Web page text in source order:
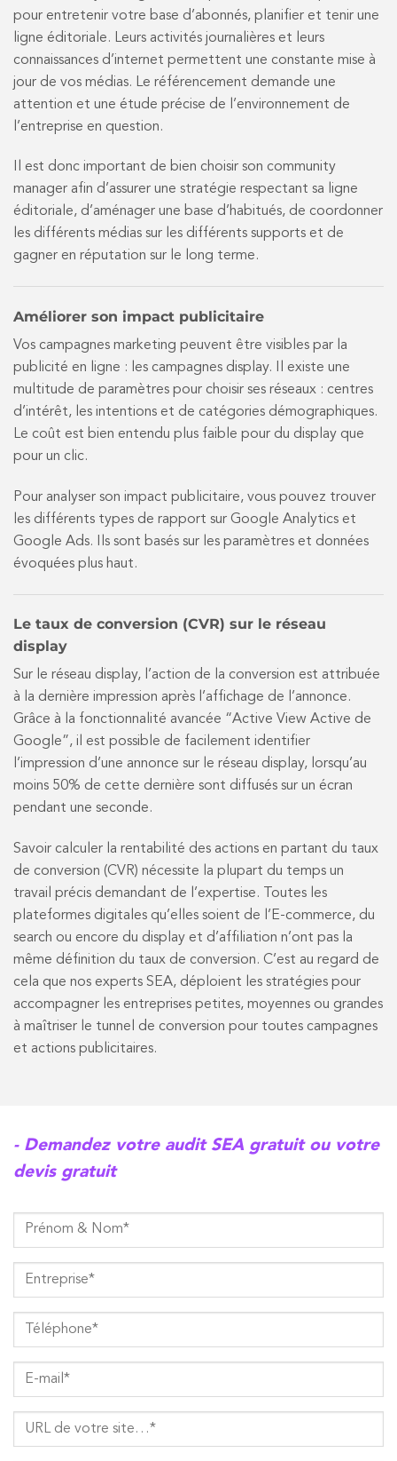
pour entretenir votre base d’abonnés, planifier et tenir une
ligne éditoriale. Leurs activités journalières et leurs
connaissances d’internet permettent une constante mise à
jour de vos médias. Le référencement demande une
attention et une étude précise de l’environnement de
l’entreprise en question.
Il est donc important de bien choisir son community
manager afin d’assurer une stratégie respectant sa ligne
éditoriale, d’aménager une base d’habitués, de coordonner
les différents médias sur les différents supports et de
gagner en réputation sur le long terme.
Améliorer son impact publicitaire
Vos campagnes marketing peuvent être visibles par la
publicité en ligne : les campagnes display. Il existe une
multitude de paramètres pour choisir ses réseaux : centres
d’intérêt, les intentions et de catégories démographiques.
Le coût est bien entendu plus faible pour du display que
pour un clic.
Pour analyser son impact publicitaire, vous pouvez trouver
les différents types de rapport sur Google Analytics et
Google Ads. Ils sont basés sur les paramètres et données
évoquées plus haut.
Le taux de conversion (CVR) sur le réseau
display
Sur le réseau display, l’action de la conversion est attribuée
à la dernière impression après l’affichage de l’annonce.
Grâce à la fonctionnalité avancée “Active View Active de
Google”, il est possible de facilement identifier
l’impression d’une annonce sur le réseau display, lorsqu’au
moins 50% de cette dernière sont diffusés sur un écran
pendant une seconde.
Savoir calculer la rentabilité des actions en partant du taux
de conversion (CVR) nécessite la plupart du temps un
travail précis demandant de l’expertise. Toutes les
plateformes digitales qu’elles soient de l’E-commerce, du
search ou encore du display et d’affiliation n’ont pas la
même définition du taux de conversion. C’est au regard de
cela que nos experts SEA, déploient les stratégies pour
accompagner les entreprises petites, moyennes ou grandes
à maîtriser le tunnel de conversion pour toutes campagnes
et actions publicitaires.
- Demandez votre audit SEA gratuit ou votre
devis gratuit